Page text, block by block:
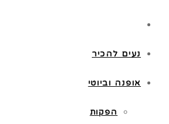
נעים להכיר
אופנה וביוטי
הפקות